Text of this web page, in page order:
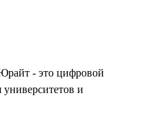
- это цифровой
и